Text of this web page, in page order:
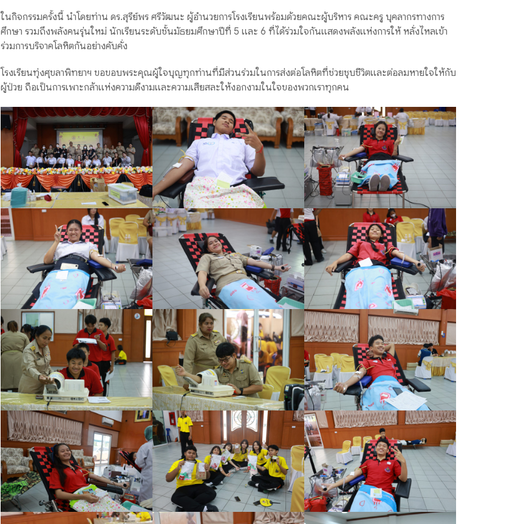
ในกิจกรรมครั้งนี้ นำโดยท่าน ดร.สุรีย์พร ศรีวัฒนะ ผู้อำนวยการโรงเรียนพร้อมด้วยคณะผู้บริหาร คณะครู บุคลากรทางการ
ศึกษา รวมถึงพลังคนรุ่นใหม่ นักเรียนระดับชั้นมัธยมศึกษาปีที่ 5 และ 6 ที่ได้ร่วมใจกันแสดงพลังแห่งการให้ หลั่งไหลเข้า
ร่วมการบริจาคโลหิตกันอย่างคับคั่ง
โรงเรียนทุ่งศุขลาพิทยาฯ ขอขอบพระคุณผู้ใจบุญทุกท่านที่มีส่วนร่วมในการส่งต่อโลหิตที่ช่วยชุบชีวิตและต่อลมหายใจให้กับ
ผู้ป่วย ถือเป็นการเพาะกล้าแห่งความดีงามและความเสียสละให้งอกงามในใจของพวกเราทุกคน